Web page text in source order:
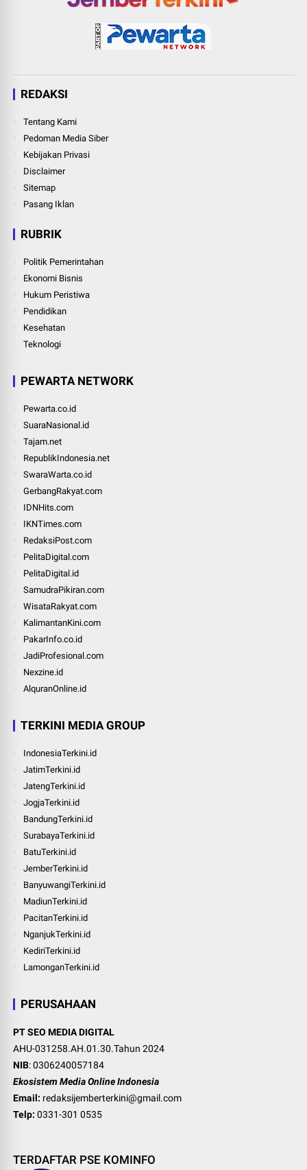
REDAKSI
Tentang Kami
Pedoman Media Siber
Kebijakan Privasi
Disclaimer
Sitemap
Pasang Iklan
RUBRIK
Politik Pemerintahan
Ekonomi Bisnis
Hukum Peristiwa
Pendidikan
Kesehatan
Teknologi
PEWARTA NETWORK
Pewarta.co.id
SuaraNasional.id
Tajam.net
RepublikIndonesia.net
SwaraWarta.co.id
GerbangRakyat.com
IDNHits.com
IKNTimes.com
RedaksiPost.com
PelitaDigital.com
PelitaDigital.id
SamudraPikiran.com
WisataRakyat.com
KalimantanKini.com
PakarInfo.co.id
JadiProfesional.com
Nexzine.id
AlquranOnline.id
TERKINI MEDIA GROUP
IndonesiaTerkini.id
JatimTerkini.id
JatengTerkini.id
JogjaTerkini.id
BandungTerkini.id
SurabayaTerkini.id
BatuTerkini.id
JemberTerkini.id
BanyuwangiTerkini.id
MadiunTerkini.id
PacitanTerkini.id
NganjukTerkini.id
KediriTerkini.id
LamonganTerkini.id
PERUSAHAAN
PT SEO MEDIA DIGITAL
AHU-031258.AH.01.30.Tahun 2024
NIB: 0306240057184
Ekosistem Media Online Indonesia
Email: redaksijemberterkini@gmail.com
Telp: 0331-301 0535
TERDAFTAR PSE KOMINFO